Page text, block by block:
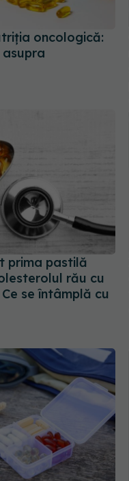
oncologică:
prima pastilă
rău cu
se întâmplă cu